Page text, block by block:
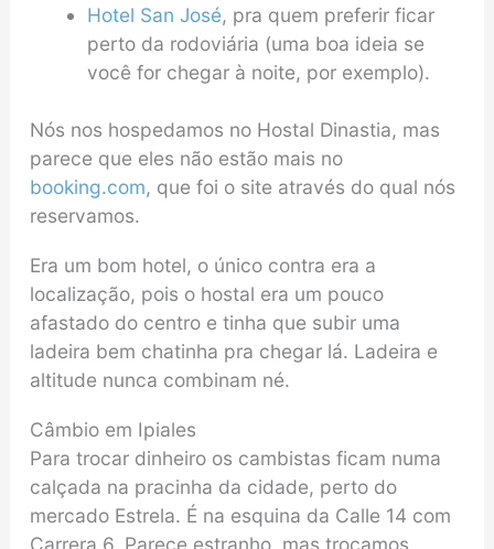
Hotel San José, pra quem preferir ficar
perto da rodoviária (uma boa ideia se
você for chegar à noite, por exemplo).
Nós nos hospedamos no Hostal Dinastia, mas
parece que eles não estão mais no
booking.com, que foi o site através do qual nós
reservamos.
Era um bom hotel, o único contra era a
localização, pois o hostal era um pouco
afastado do centro e tinha que subir uma
ladeira bem chatinha pra chegar lá. Ladeira e
altitude nunca combinam né.
Câmbio em Ipiales
Para trocar dinheiro os cambistas ficam numa
calçada na pracinha da cidade, perto do
mercado Estrela. É na esquina da Calle 14 com
Carrera 6. Parece estranho, mas trocamos